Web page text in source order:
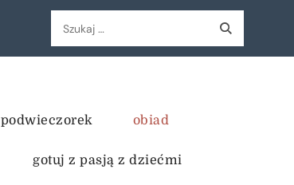
Szukaj:
podwieczorek obiad
gotuj z pasją z dziećmi